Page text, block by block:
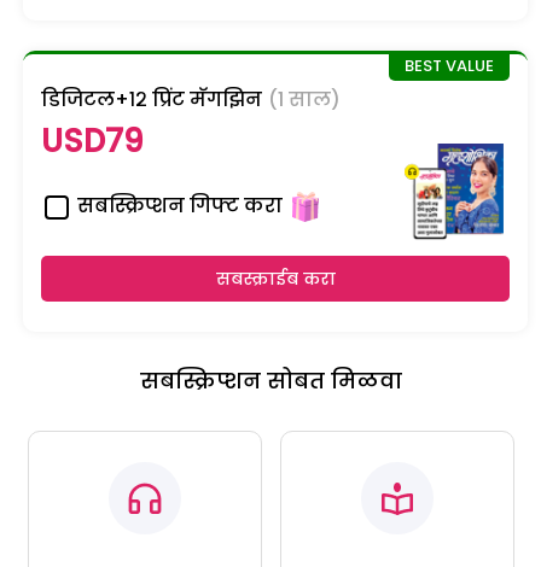
डिजिटल+१२ प्रिंट मॅगझिन (1 साल)
USD79
सबस्क्रिप्शन गिफ्ट करा
सबस्क्राईब करा
सबस्क्रिप्शन सोबत मिळवा